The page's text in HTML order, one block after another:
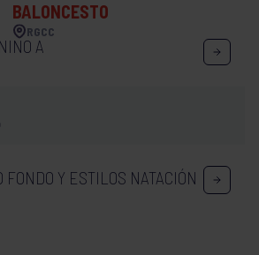
BALONCESTO
RGCC
A
FONDO Y ESTILOS NATACIÓN